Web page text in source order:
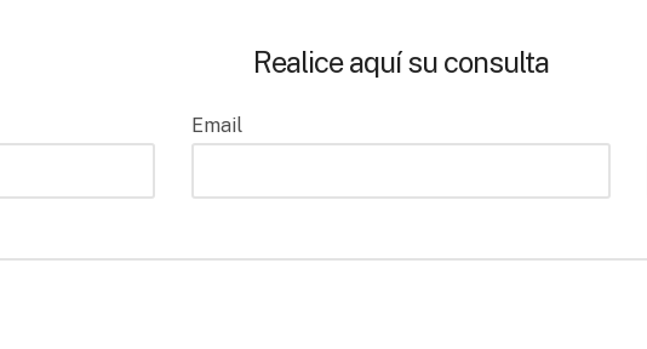
Realice aquí su consulta
Email